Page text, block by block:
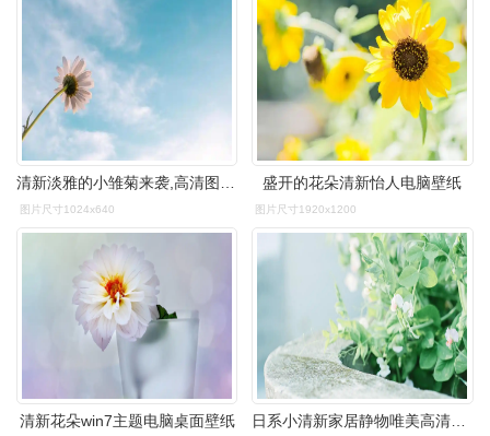
图片尺寸1024x640
盛开的花朵清新怡人电脑壁纸
图片尺寸1920x1200
清新花朵win7主题电脑桌面壁纸